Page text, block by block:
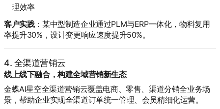
理效率
客户实践：某中型制造企业通过PLM与ERP一体化，物料复用
率提升30%，设计变更响应速度提升50%。
4. 全渠道营销云
线上线下融合，构建全域营销新生态
金蝶AI星空全渠道营销云覆盖电商、零售、渠道分销全业务场
景，帮助企业实现全渠道订单统一管理、会员精细化运营。